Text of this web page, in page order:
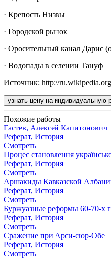
· Крепость Низвы
· Городской рынок
· Оросительный канал Дарис
· Водопады в селении Тануф
Источник: http://
узнать цену на индивидуальную
Похожие работы
Гастев, Алексей Капитонович
Реферат, История
Смотреть
Процес становлення
Реферат, История
Смотреть
Аршакиды Кавказской
Реферат, История
Смотреть
Буржуазные реформы 60-70-х
Реферат, История
Смотреть
Сражение при Арси-сюр-Обе
Реферат, История
Смотреть